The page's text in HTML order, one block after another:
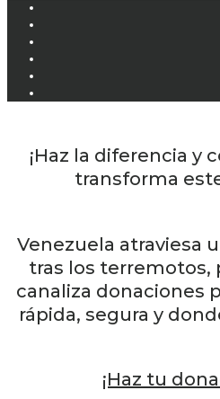
¡Haz la diferencia y
transforma
Venezuela atraviesa
tras los terremotos,
canaliza donaciones
rápida, segura y
¡Haz tu